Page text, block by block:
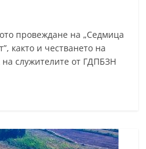
провеждане на „Седмица
както и честването на
служителите от ГДПБЗН